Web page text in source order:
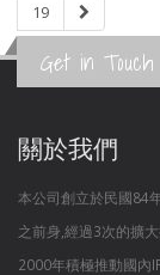
19
Get in Touch
關於我們
本公司創立於民國84
之前身,經過3次的擴
2000年積極推動國內